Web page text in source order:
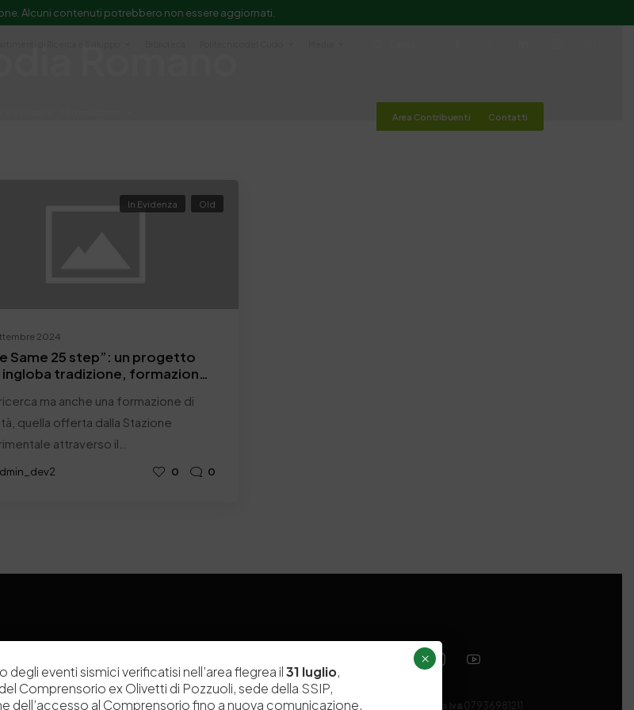
Alcuni contenuti potrebbero non essere aggiornati.
Area Contribuenti Contatti
2024
In Evidenza Old
Same 25 step”: un progetto
ingloba tradizione, formazione
ma anche una formazione di
quella offerta dalla Stazione
attraverso il…
0 0
Dipartimenti di ricerca
Codice fiscale e Partita Iva 07936981211
degli eventi sismici verificatisi nell’area flegrea il31 luglio,
Comprensorio ex Olivetti di Pozzuoli, sede della SSIP,
dell’accesso al Comprensorio fino a nuova comunicazione,
×